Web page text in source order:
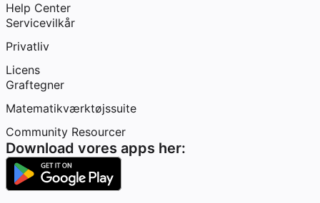
Help Center
Servicevilkår
Privatliv
Licens
Graftegner
Matematikværktøjssuite
Community Resourcer
Download vores apps her: